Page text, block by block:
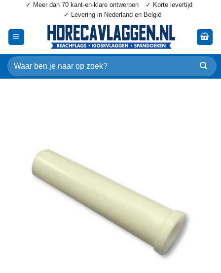
inhoud
✓ Meer dan 70 kant-en-klare ontwerpen
✓ Korte levertijd
✓ Levering in Nederland en België
Zoeken
naar: